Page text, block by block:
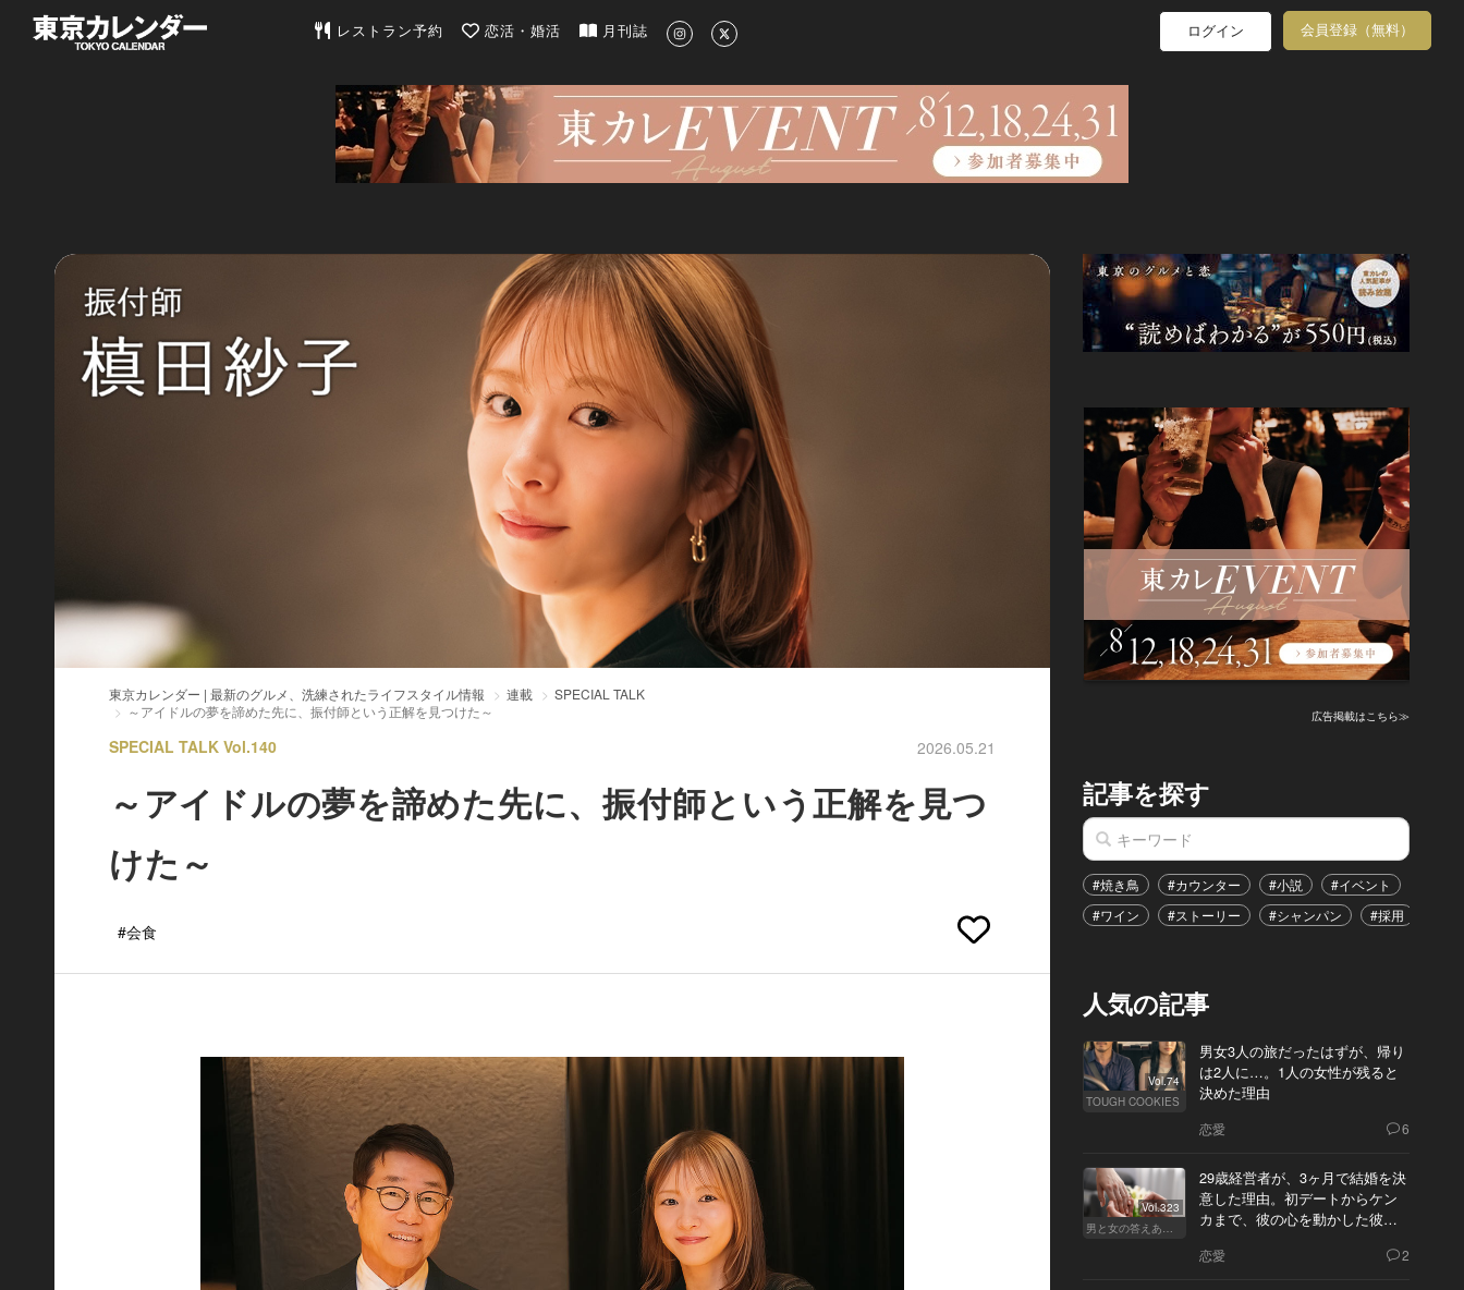
東京カレンダー | 最新のグルメ、洗練されたライフスタイル情報
レストラン予約 恋活・婚活 月刊誌 ログイン 会員登録（無料）
東京カレンダー | 最新のグルメ、洗練されたライフスタイル情報 連載
SPECIAL TALK
～アイドルの夢を諦めた先に、振付師という正解を見つけた～
SPECIAL TALK Vol.140 2026.05.21
～アイドルの夢を諦めた先に、振付師という正解を見つ
けた～
#会食
広告掲載はこちら≫
記事を探す
#焼き鳥 #カウンター #小説 #イベント
#ワイン
#ストーリー #シャンパン #採用
人気の記事
Vol.74
TOUGH COOKIES
男女3人の旅だったはずが、帰り
は2人に…。1人の女性が残ると
決めた理由
恋愛 6
Vol.323
男と女の答えあわせ【Q】
29歳経営者が、3ヶ月で結婚を決
意した理由。初デートからケン
カまで、彼の心を動かした彼女
恋愛 2